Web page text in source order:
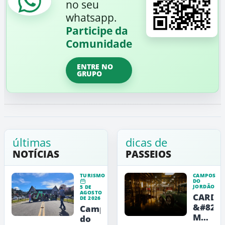
no seu
whatsapp.
Participe da
Comunidade
ENTRE NO
GRUPO
últimas
NOTÍCIAS
TURISMO
5 DE
AGOSTO
DE 2026
Campos
do
dicas de
PASSEIOS
CAMPOS
DO
JORDÃO
CARDE
Museu